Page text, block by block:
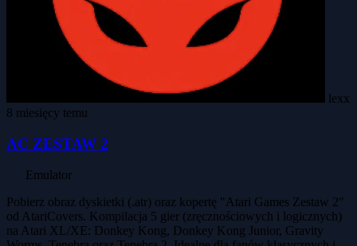
lexx
8 miesięcy temu
AC ZESTAW 2
Emulator
Pobierz obraz dyskietki (.atr) oraz kopertę "Atari Games Zestaw 2"
od AtariCovers. Kompilacja 5 gier (zręcznościowych i logicznych)
na Atari XL/XE: Donkey Kong, Donkey Kong Junior, Gravity